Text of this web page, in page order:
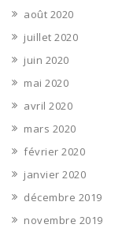
août 2020
juillet 2020
juin 2020
mai 2020
avril 2020
mars 2020
février 2020
janvier 2020
décembre 2019
novembre 2019